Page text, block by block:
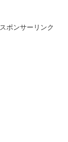
スポンサーリンク